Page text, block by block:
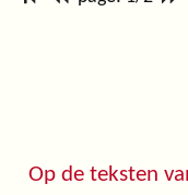
Op de teksten